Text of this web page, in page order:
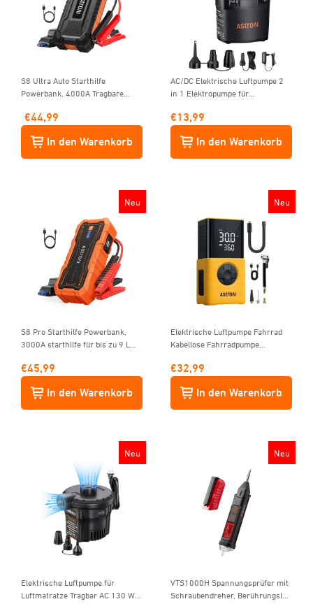
S8 Ultra Auto Starthilfe
Powerbank, 4000A Tragbare
und 8L Diesel, 88.8Wh 12V
Starter powerbank mit
Starthilfekabel, USB
Schnellladung
€44,99
In den Warenkorb
AC/DC Elektrische Luftpumpe 2
in 1 Elektropumpe für
Deflatorpumpen mit 3 Düsen
€13,99
In den Warenkorb
Neu
S8 Pro Starthilfe Powerbank,
3000A starthilfe für bis zu 9 L
Tragbare starthilfe powerbank für
pkw mit 3 Modi-Taschenlampe
und Starthilfekabeln, Orange
€45,99
In den Warenkorb
Neu
Elektrische Luftpumpe Fahrrad
Kabellose Fahrradpumpe
Dual-Anzeig,LED Licht Mini
Reifenpumpe für Fahrrad, E-Bike,
Auto, Motorrad, Bälle
€32,99
In den Warenkorb
Neu
Elektrische Luftpumpe für
Luftmatratze Tragbar AC 130 W
Neu
VTS1000H Spannungsprüfer mit
Schraubendreher, Berührungslos